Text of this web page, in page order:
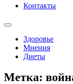
Контакты
Здоровье
Мнения
Диеты
Метка: